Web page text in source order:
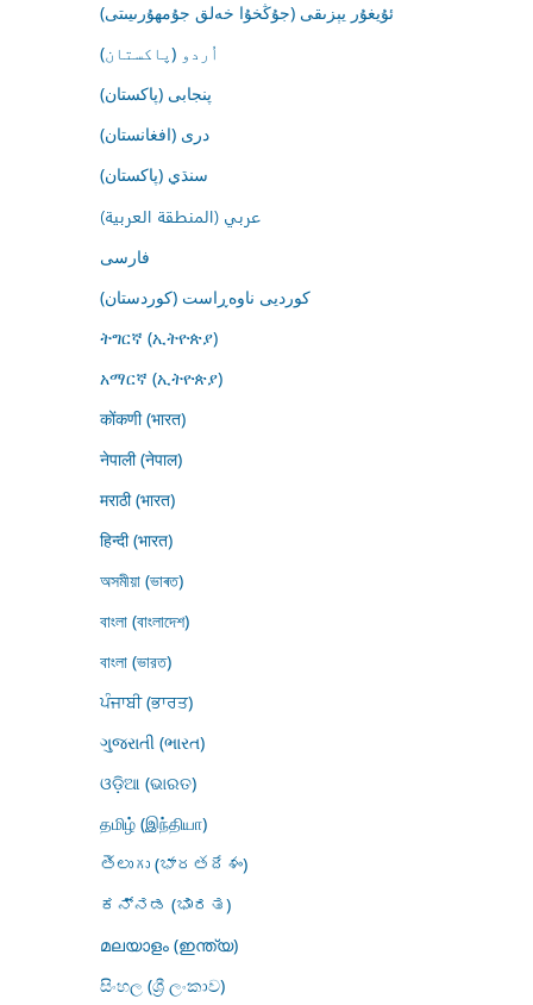
ئۇيغۇر يېزىقى (جۇڭخۇا خەلق جۇمھۇرىيىتى)
اُردو (پاکستان)
پنجابی (پاکستان)
درى (افغانستان)
سنڌي (پاکستان)
عربي (المنطقة العربية)
فارسى
کوردیی ناوەڕاست (کوردستان)
ትግርኛ (ኢትዮጵያ)
አማርኛ (ኢትዮጵያ)
कोंकणी (भारत)
नेपाली (नेपाल)
मराठी (भारत)
हिन्दी (भारत)
অসমীয়া (ভাৰত)
বাংলা (বাংলাদেশ)
বাংলা (ভারত)
ਪੰਜਾਬੀ (ਭਾਰਤ)
ગુજરાતી (ભારત)
ଓଡ଼ିଆ (ଭାରତ)
தமிழ் (இந்தியா)
తెలుగు (భారతదేశం)
ಕನ್ನಡ (ಭಾರತ)
മലയാളം (ഇന്ത്യ)
සිංහල (ශ්‍රී ලංකාව)